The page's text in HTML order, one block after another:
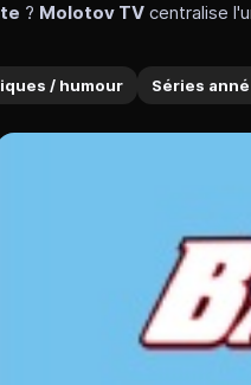
/ humour Séries
? Molotov TV centralise
Seiya...
de l'Apothicaire séduit